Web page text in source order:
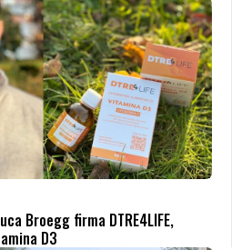
Broegg firma DTRE4LIFE,
D3